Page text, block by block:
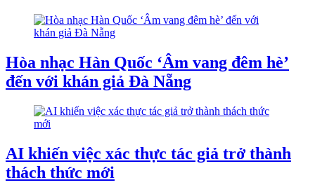
Hòa nhạc Hàn Quốc ‘Âm vang đêm hè’
đến với khán giả Đà Nẵng
AI khiến việc xác thực tác giả trở thành
thách thức mới